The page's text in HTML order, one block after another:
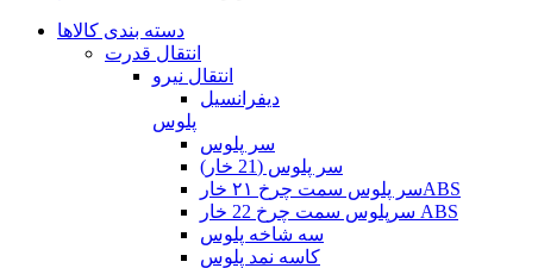
دسته بندی کالاها
انتقال قدرت
انتقال نیرو
دیفرانسیل
پلوس
سر پلوس
سر پلوس (21 خار)
سر پلوس سمت چرخ ۲۱ خارABS
سرپلوس سمت چرخ 22 خار ABS
سه شاخه پلوس
کاسه نمد پلوس